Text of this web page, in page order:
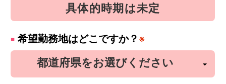
具体的時期は未定
希望勤務地はどこですか？ ※